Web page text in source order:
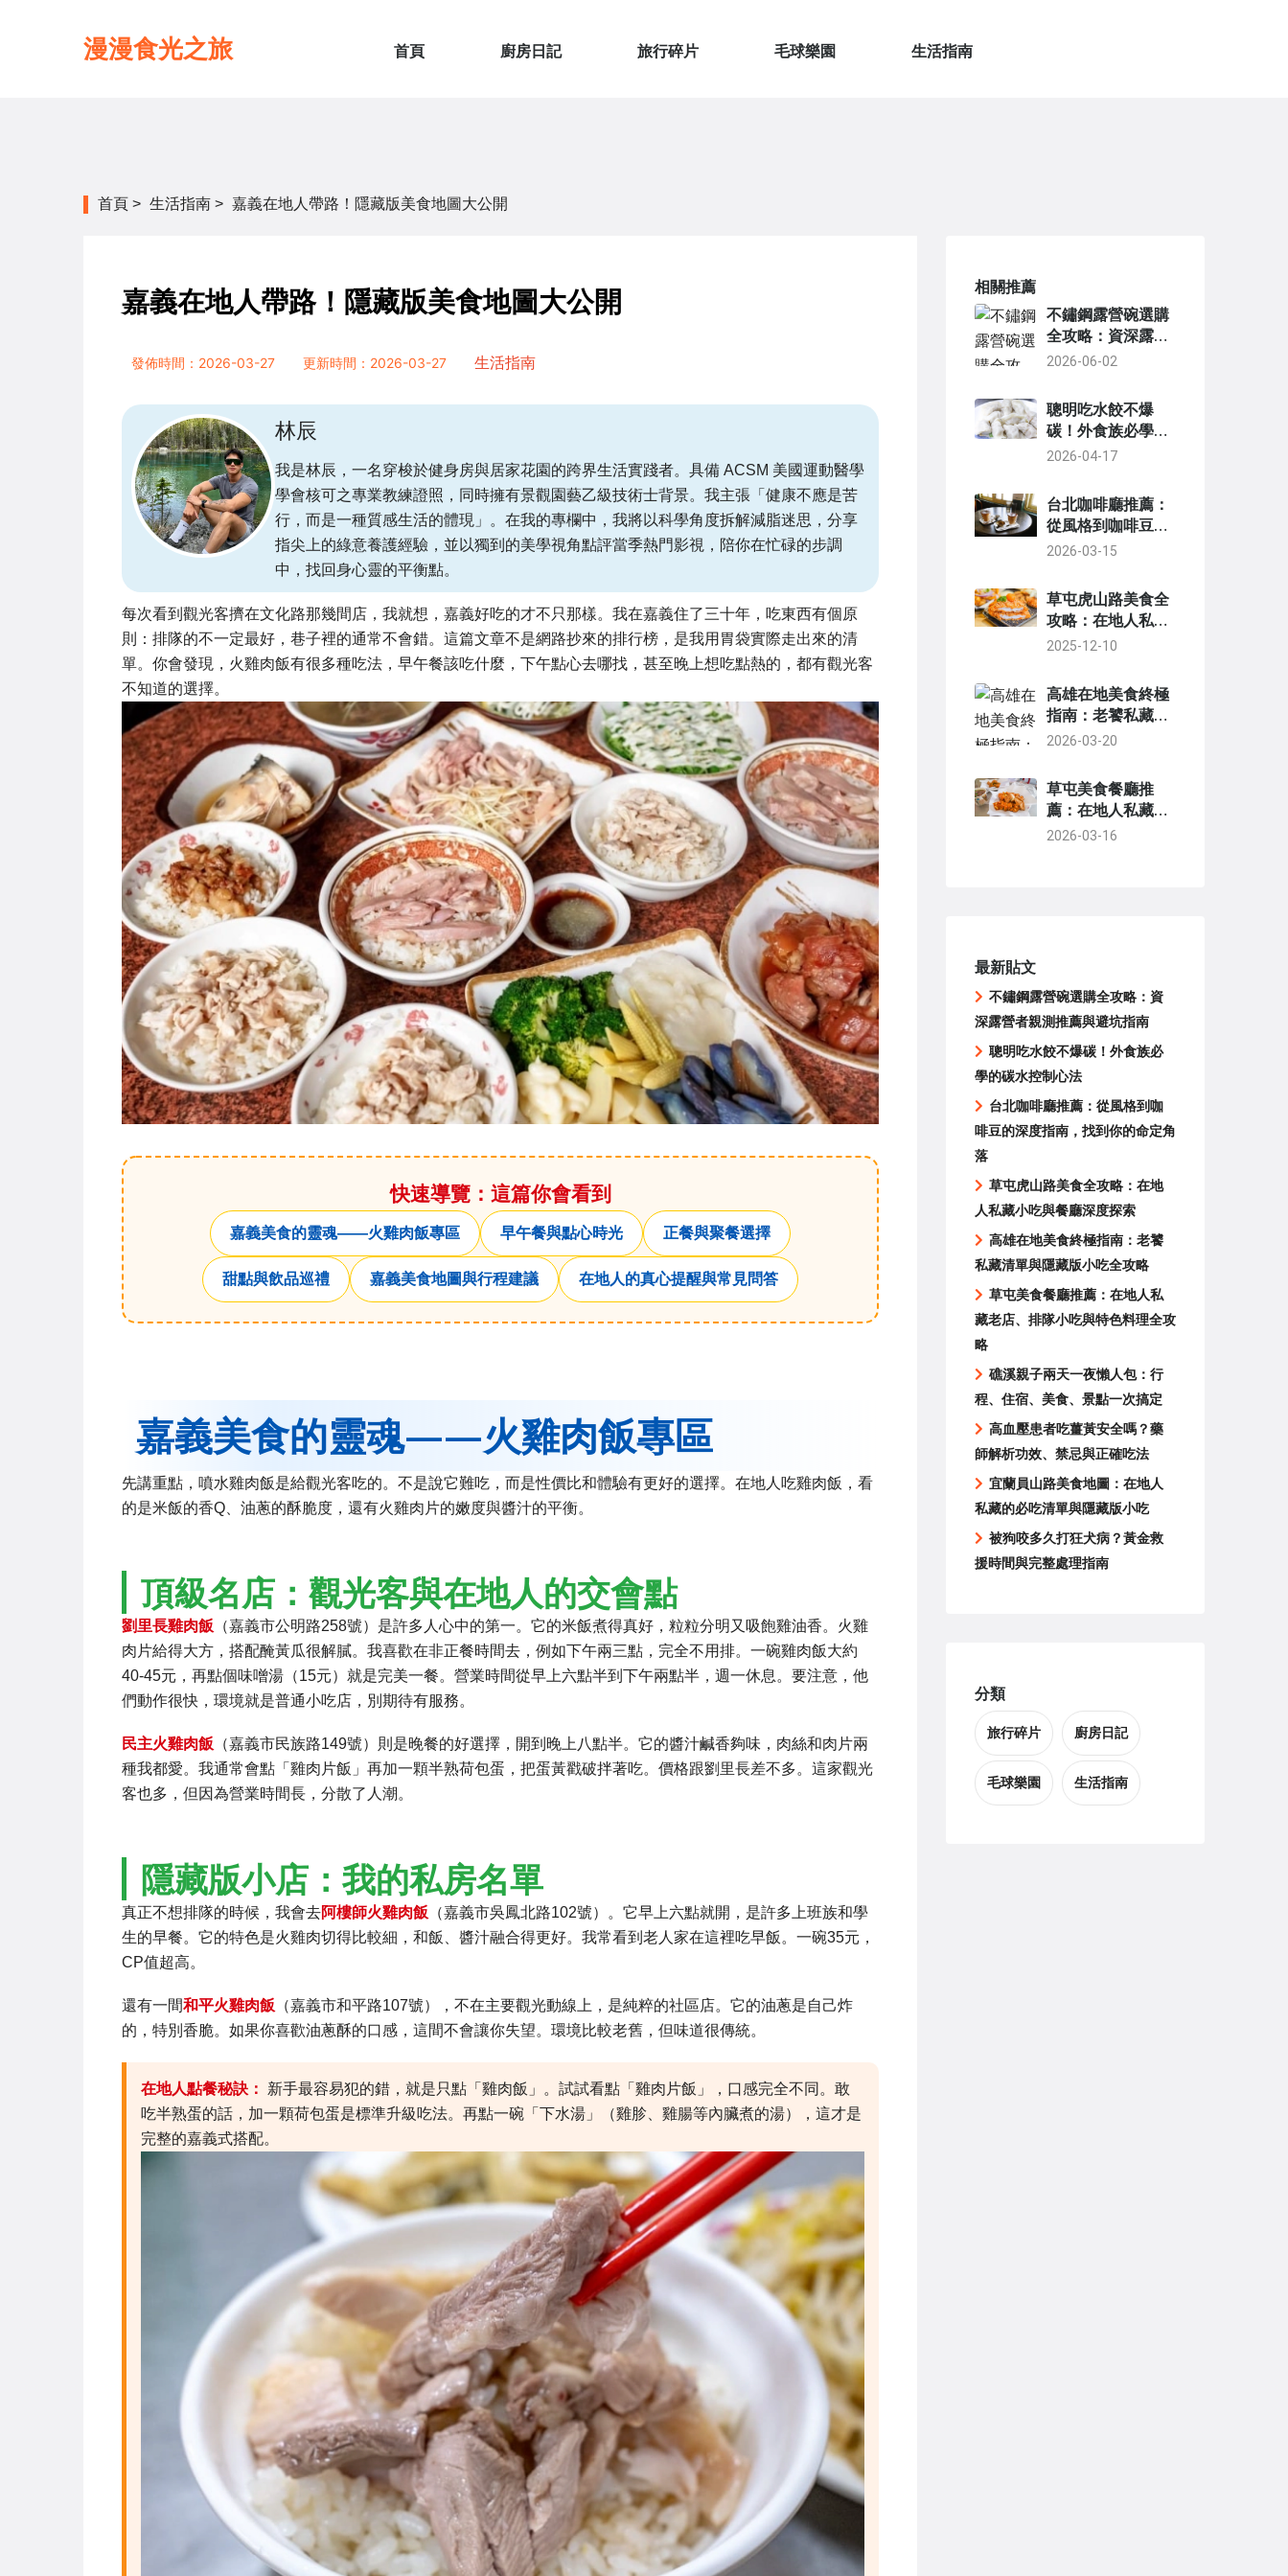
漫漫食光之旅 首頁 廚房日記 旅行碎片 毛球樂園 生活指南
首頁 > 生活指南 > 嘉義在地人帶路！隱藏版美食地圖大公開
嘉義在地人帶路！隱藏版美食地圖大公開
發佈時間：2026-03-27 更新時間：2026-03-27 生活指南
林辰
我是林辰，一名穿梭於健身房與居家花園的跨界生活實踐者。具備 ACSM 美國運動醫學
學會核可之專業教練證照，同時擁有景觀園藝乙級技術士背景。我主張「健康不應是苦
行，而是一種質感生活的體現」。在我的專欄中，我將以科學角度拆解減脂迷思，分享
指尖上的綠意養護經驗，並以獨到的美學視角點評當季熱門影視，陪你在忙碌的步調
中，找回身心靈的平衡點。
每次看到觀光客擠在文化路那幾間店，我就想，嘉義好吃的才不只那樣。我在嘉義住了三十年，吃東西有個原
則：排隊的不一定最好，巷子裡的通常不會錯。這篇文章不是網路抄來的排行榜，是我用胃袋實際走出來的清
單。你會發現，火雞肉飯有很多種吃法，早午餐該吃什麼，下午點心去哪找，甚至晚上想吃點熱的，都有觀光客
不知道的選擇。
快速導覽：這篇你會看到
嘉義美食的靈魂——火雞肉飯專區 早午餐與點心時光 正餐與聚餐選擇
甜點與飲品巡禮 嘉義美食地圖與行程建議 在地人的真心提醒與常見問答
嘉義美食的靈魂——火雞肉飯專區
先講重點，噴水雞肉飯是給觀光客吃的。不是說它難吃，而是性價比和體驗有更好的選擇。在地人吃雞肉飯，看
的是米飯的香Q、油蔥的酥脆度，還有火雞肉片的嫩度與醬汁的平衡。
頂級名店：觀光客與在地人的交會點
劉里長雞肉飯 （嘉義市公明路258號）是許多人心中的第一。它的米飯煮得真好，粒粒分明又吸飽雞油香。火雞
肉片給得大方，搭配醃黃瓜很解膩。我喜歡在非正餐時間去，例如下午兩三點，完全不用排。一碗雞肉飯大約
40-45元，再點個味噌湯（15元）就是完美一餐。營業時間從早上六點半到下午兩點半，週一休息。要注意，他
們動作很快，環境就是普通小吃店，別期待有服務。
民主火雞肉飯 （嘉義市民族路149號）則是晚餐的好選擇，開到晚上八點半。它的醬汁鹹香夠味，肉絲和肉片兩
種我都愛。我通常會點「雞肉片飯」再加一顆半熟荷包蛋，把蛋黃戳破拌著吃。價格跟劉里長差不多。這家觀光
客也多，但因為營業時間長，分散了人潮。
隱藏版小店：我的私房名單
真正不想排隊的時候，我會去阿樓師火雞肉飯 （嘉義市吳鳳北路102號）。它早上六點就開，是許多上班族和學
生的早餐。它的特色是火雞肉切得比較細，和飯、醬汁融合得更好。我常看到老人家在這裡吃早飯。一碗35元，
CP值超高。
還有一間和平火雞肉飯 （嘉義市和平路107號），不在主要觀光動線上，是純粹的社區店。它的油蔥是自己炸
的，特別香脆。如果你喜歡油蔥酥的口感，這間不會讓你失望。環境比較老舊，但味道很傳統。
在地人點餐秘訣：
新手最容易犯的錯，就是只點「雞肉飯」。試試看點「雞肉片飯」，口感完全不同。敢
吃半熟蛋的話，加一顆荷包蛋是標準升級吃法。再點一碗「下水湯」（雞胗、雞腸等內臟煮的湯），這才是
完整的嘉義式搭配。
相關推薦
不鏽鋼露營碗選購
全攻略：資深露營
者親測推薦與避坑
2026-06-02
聰明吃水餃不爆
碳！外食族必學的
碳水控制心法
2026-04-17
台北咖啡廳推薦：
從風格到咖啡豆的
深度指南，找到你
2026-03-15
草屯虎山路美食全
攻略：在地人私藏
小吃與餐廳深度探
2025-12-10
高雄在地美食終極
指南：老饕私藏清
單與隱藏版小吃全
2026-03-20
草屯美食餐廳推
薦：在地人私藏老
店、排隊小吃與特
2026-03-16
最新貼文
不鏽鋼露營碗選購全攻略：資
深露營者親測推薦與避坑指南
聰明吃水餃不爆碳！外食族必
學的碳水控制心法
台北咖啡廳推薦：從風格到咖
啡豆的深度指南，找到你的命定角
落
草屯虎山路美食全攻略：在地
人私藏小吃與餐廳深度探索
高雄在地美食終極指南：老饕
私藏清單與隱藏版小吃全攻略
草屯美食餐廳推薦：在地人私
藏老店、排隊小吃與特色料理全攻
略
礁溪親子兩天一夜懶人包：行
程、住宿、美食、景點一次搞定
高血壓患者吃薑黃安全嗎？藥
師解析功效、禁忌與正確吃法
宜蘭員山路美食地圖：在地人
私藏的必吃清單與隱藏版小吃
被狗咬多久打狂犬病？黃金救
援時間與完整處理指南
分類
旅行碎片 廚房日記
毛球樂園 生活指南